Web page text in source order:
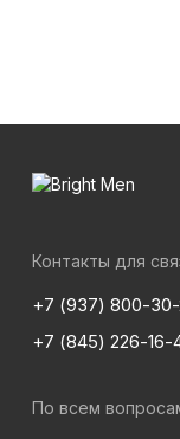
Контакты для
+7 (937) 800-
+7 (845) 226-16-
По всем